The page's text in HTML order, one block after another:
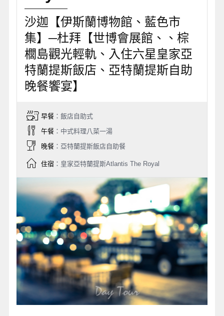
沙迦【伊斯蘭博物館、藍色市
集】─杜拜【世博會展館、、棕
櫚島觀光輕軌、入住六星皇家亞
特蘭提斯飯店、亞特蘭提斯自助
晚餐饗宴】
早餐：飯店自助式
午餐：中式料理八菜一湯
晚餐：亞特蘭提斯飯店自助餐
住宿：皇家亞特蘭提斯Atlantis The Royal